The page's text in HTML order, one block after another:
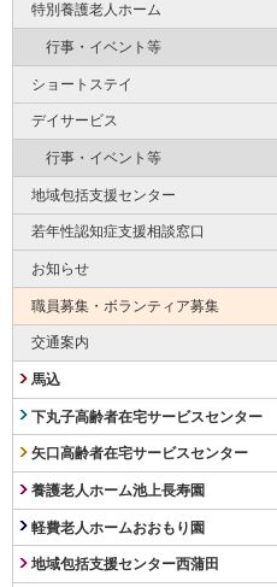
特別養護老人ホーム
行事・イベント等
ショートステイ
デイサービス
行事・イベント等
地域包括支援センター
若年性認知症支援相談窓口
お知らせ
職員募集・ボランティア募集
交通案内
馬込
下丸子高齢者在宅サービスセンター
矢口高齢者在宅サービスセンター
養護老人ホーム池上長寿園
軽費老人ホームおおもり園
地域包括支援センター西蒲田